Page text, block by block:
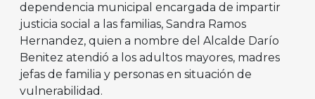
dependencia municipal encargada de impartir
justicia social a las familias, Sandra Ramos
Hernandez, quien a nombre del Alcalde Darío
Benitez atendió a los adultos mayores, madres
jefas de familia y personas en situación de
vulnerabilidad.